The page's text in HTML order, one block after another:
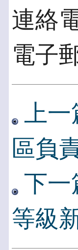
連絡
電子
上
區負
下一
等級